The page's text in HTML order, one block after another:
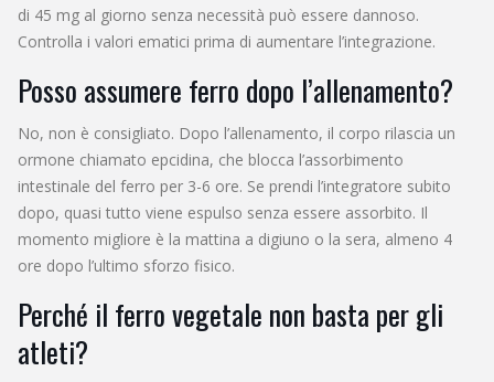
di 45 mg al giorno senza necessità può essere dannoso.
Controlla i valori ematici prima di aumentare l’integrazione.
Posso assumere ferro dopo l’allenamento?
No, non è consigliato. Dopo l’allenamento, il corpo rilascia un
ormone chiamato epcidina, che blocca l’assorbimento
intestinale del ferro per 3-6 ore. Se prendi l’integratore subito
dopo, quasi tutto viene espulso senza essere assorbito. Il
momento migliore è la mattina a digiuno o la sera, almeno 4
ore dopo l’ultimo sforzo fisico.
Perché il ferro vegetale non basta per gli
atleti?